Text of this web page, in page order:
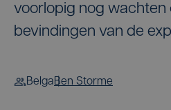
voorlopig nog wachten
bevindingen van de
BelgaBen Storme